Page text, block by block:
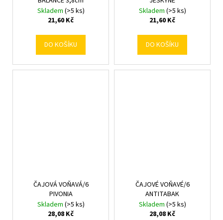
Skladem (>5 ks)
21,60 Kč
DO KOŠÍKU
Skladem (>5 ks)
21,60 Kč
DO KOŠÍKU
ČAJOVÁ VOŇAVÁ/6
PIVONIA
Skladem (>5 ks)
28,08 Kč
ČAJOVÉ VOŇAVÉ/6
ANTITABAK
Skladem (>5 ks)
28,08 Kč